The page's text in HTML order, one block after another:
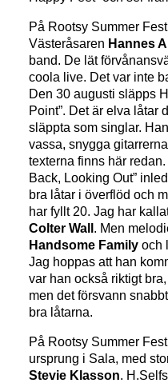
På Rootsy Summer
Västeråsaren Hannes
band. De lät
coola live. Det var inte
Den 30 augusti släpps
Point”. Det är elva låtar
släppta som singlar.
vassa, snygga
texterna finns här
Back, Looking Out”
bra låtar i överflöd och
har fyllt 20. Jag har
Colter Wall . Men
Handsome Family och
Jag hoppas att han
var han också riktigt
men det försvann
bra låtarna.
På Rootsy Summer
ursprung i Sala, med
Stevie Klasson.